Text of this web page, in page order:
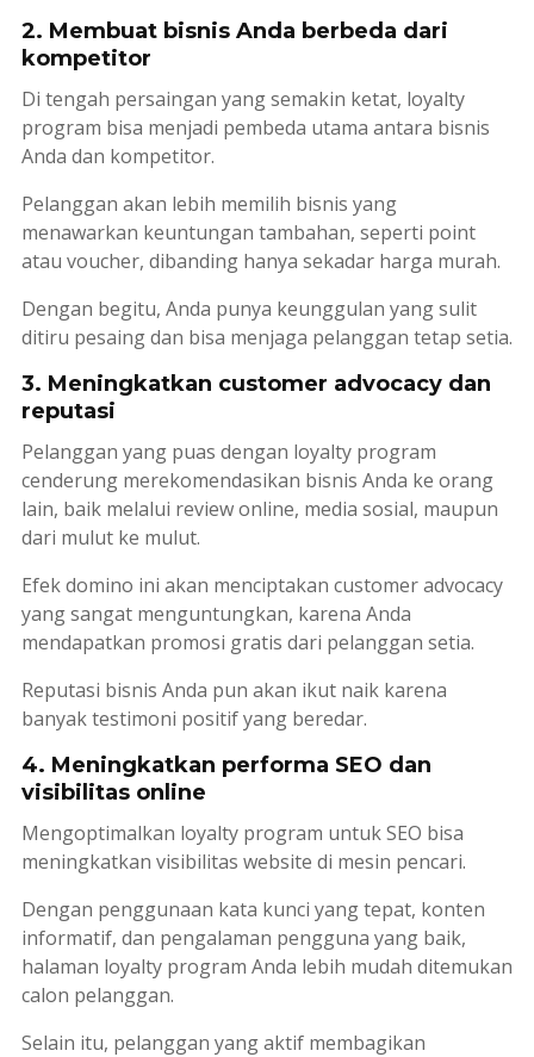
2. Membuat bisnis Anda berbeda dari
kompetitor
Di tengah persaingan yang semakin ketat, loyalty
program bisa menjadi pembeda utama antara bisnis
Anda dan kompetitor.
Pelanggan akan lebih memilih bisnis yang
menawarkan keuntungan tambahan, seperti point
atau voucher, dibanding hanya sekadar harga murah.
Dengan begitu, Anda punya keunggulan yang sulit
ditiru pesaing dan bisa menjaga pelanggan tetap setia.
3. Meningkatkan customer advocacy dan
reputasi
Pelanggan yang puas dengan loyalty program
cenderung merekomendasikan bisnis Anda ke orang
lain, baik melalui reviewonline, media sosial, maupun
dari mulut ke mulut.
Efek domino ini akan menciptakan customer advocacy
yang sangat menguntungkan, karena Anda
mendapatkan promosi gratis dari pelanggan setia.
Reputasi bisnis Anda pun akan ikut naik karena
banyak testimoni positif yang beredar.
4. Meningkatkan performa SEO dan
visibilitas online
Mengoptimalkan loyalty program untukSEO bisa
meningkatkan visibilitas website di mesin pencari.
Dengan penggunaan kata kunci yang tepat, konten
informatif, dan pengalaman pengguna yang baik,
halaman loyalty program Anda lebih mudah ditemukan
calon pelanggan.
Selain itu, pelanggan yang aktif membagikan